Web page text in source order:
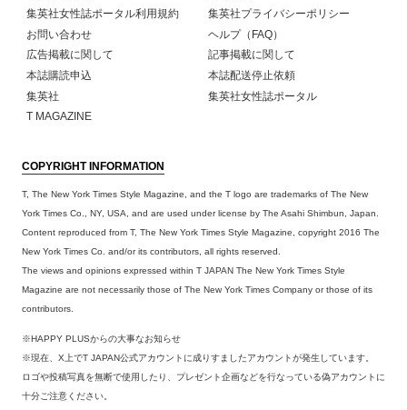
集英社女性誌ポータル利用規約
集英社プライバシーポリシー
お問い合わせ
ヘルプ（FAQ）
広告掲載に関して
記事掲載に関して
本誌購読申込
本誌配送停止依頼
集英社
集英社女性誌ポータル
T MAGAZINE
COPYRIGHT INFORMATION
T, The New York Times Style Magazine, and the T logo are trademarks of The New
York Times Co., NY, USA, and are used under license by The Asahi Shimbun, Japan.
Content reproduced from T, The New York Times Style Magazine, copyright 2016 The
New York Times Co. and/or its contributors, all rights reserved.
The views and opinions expressed within T JAPAN The New York Times Style
Magazine are not necessarily those of The New York Times Company or those of its
contributors.
※HAPPY PLUSからの大事なお知らせ
※現在、X上でT JAPAN公式アカウントに成りすましたアカウントが発生しています。
ロゴや投稿写真を無断で使用したり、プレゼント企画などを行なっている偽アカウントに
十分ご注意ください。